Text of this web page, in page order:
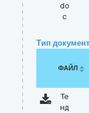
do
c
Тип
ФАЙЛ
Те
нд